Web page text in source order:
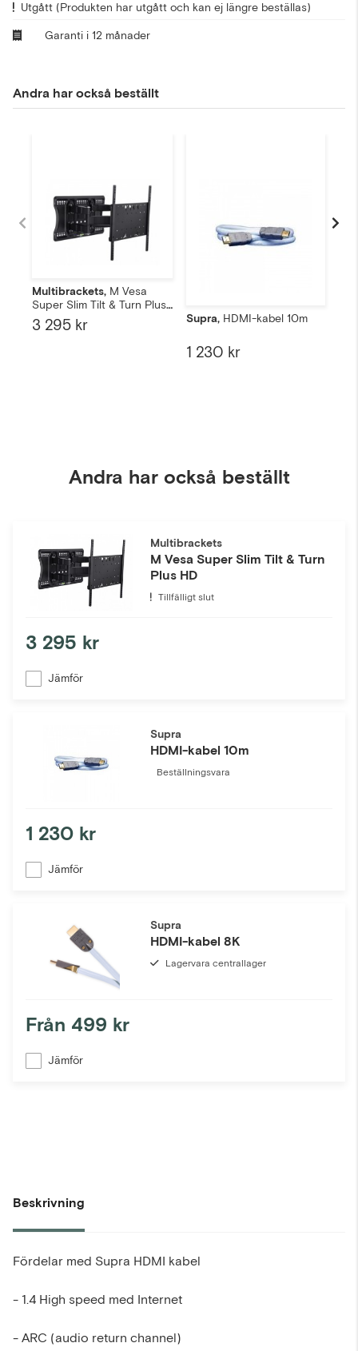
Utgått (Produkten har utgått och kan ej längre beställas)
Garanti i 12 månader
Andra har också beställt
Multibrackets, M Vesa
Super Slim Tilt & Turn Plus
HD
3 295 kr Supra, HDMI-kabel 10m
1 230 kr
Andra har också beställt
Multibrackets
M Vesa Super Slim Tilt & Turn
Plus HD
Tillfälligt slut
3 295 kr
Jämför
Supra
HDMI-kabel 10m
Beställningsvara
1 230 kr
Jämför
Supra
HDMI-kabel 8K
Lagervara centrallager
Från 499 kr
Jämför
Beskrivning
Fördelar med Supra HDMI kabel
- 1.4 High speed med Internet
- ARC (audio return channel)